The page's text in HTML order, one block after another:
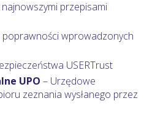
przepisami
poprawności wprowadzonych
USERTrust
UPO – Urzędowe
zeznania wysłanego przez